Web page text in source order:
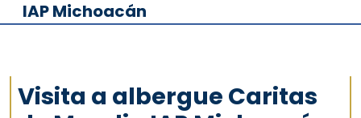
IAP Michoacán
Visita a albergue Caritas